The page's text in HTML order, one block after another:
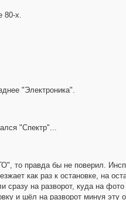
80-х.
"Электроника".
"Спектр"...
то правда бы не поверил.
как раз к остановке, на
сразу на разворот, куда на
и шёл на разворот минуя эту